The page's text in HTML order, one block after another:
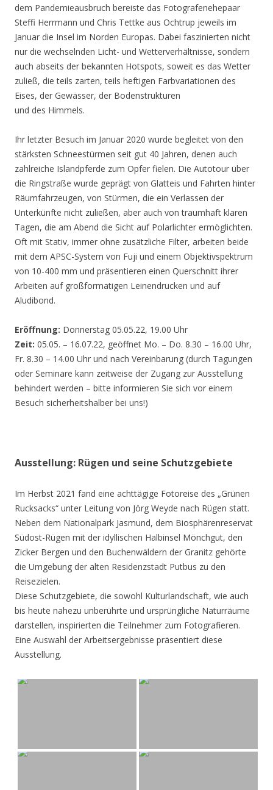
dem Pandemieausbruch bereiste das Fotografenehepaar
Steffi Herrmann und Chris Tettke aus Ochtrup jeweils im
Januar die Insel im Norden Europas. Dabei faszinierten nicht
nur die wechselnden Licht- und Wetterverhältnisse, sondern
auch abseits der bekannten Hotspots, soweit es das Wetter
zuließ, die teils zarten, teils heftigen Farbvariationen des
Eises, der Gewässer, der Bodenstrukturen
und des Himmels.
Ihr letzter Besuch im Januar 2020 wurde begleitet von den
stärksten Schneestürmen seit gut 40 Jahren, denen auch
zahlreiche Islandpferde zum Opfer fielen. Die Autotour über
die Ringstraße wurde geprägt von Glatteis und Fahrten hinter
Räumfahrzeugen, von Stürmen, die ein Verlassen der
Unterkünfte nicht zuließen, aber auch von traumhaft klaren
Tagen, die am Abend die Sicht auf Polarlichter ermöglichten.
Oft mit Stativ, immer ohne zusätzliche Filter, arbeiten beide
mit dem APSC-System von Fuji und einem Objektivspektrum
von 10-400 mm und präsentieren einen Querschnitt ihrer
Arbeiten auf großformatigen Leinendrucken und auf
Aludibond.
Eröffnung: Donnerstag 05.05.22, 19.00 Uhr
Zeit: 05.05. – 16.07.22, geöffnet Mo. – Do. 8.30 – 16.00 Uhr,
Fr. 8.30 – 14.00 Uhr und nach Vereinbarung (durch Tagungen
oder Seminare kann zeitweise der Zugang zur Ausstellung
behindert werden – bitte informieren Sie sich vor einem
Besuch sicherheitshalber bei uns!)
Ausstellung: Rügen und seine Schutzgebiete
Im Herbst 2021 fand eine achttägige Fotoreise des „Grünen
Rucksacks“ unter Leitung von Jörg Weyde nach Rügen statt.
Neben dem Nationalpark Jasmund, dem Biosphärenreservat
Südost-Rügen mit der idyllischen Halbinsel Mönchgut, den
Zicker Bergen und den Buchenwäldern der Granitz gehörte
die Umgebung der alten Residenzstadt Putbus zu den
Reisezielen.
Diese Schutzgebiete, die sowohl Kulturlandschaft, wie auch
bis heute nahezu unberührte und ursprüngliche Naturräume
darstellen, inspirierten die Teilnehmer zum Fotografieren.
Eine Auswahl der Arbeitsergebnisse präsentiert diese
Ausstellung.